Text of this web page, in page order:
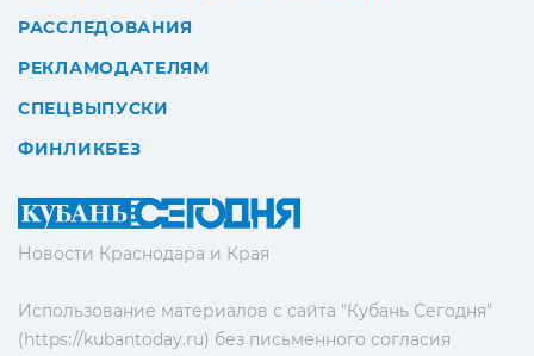
Новости Краснодара и Края
Использование материалов с сайта "Кубань Сегодня"
(https://kubantoday.ru) без письменного согласия
РАССЛЕДОВАНИЯ
РЕКЛАМОДАТЕЛЯМ
СПЕЦВЫПУСКИ
ФИНЛИКБЕЗ